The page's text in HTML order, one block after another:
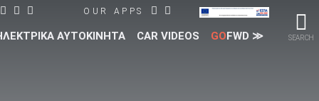
SEARCH
OUR APPS
ΑΥΤΟΚΙΝΗΤΑ CAR VIDEOS GOFWD ≫